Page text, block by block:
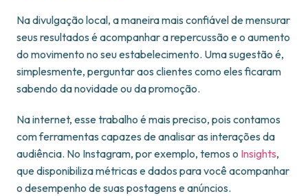
Na divulgação local, a maneira mais confiável de mensurar
seus resultados é acompanhar a repercussão e o aumento
do movimento no seu estabelecimento. Uma sugestão é,
simplesmente, perguntar aos clientes como eles ficaram
sabendo da novidade ou da promoção.
Na internet, esse trabalho é mais preciso, pois contamos
com ferramentas capazes de analisar as interações da
audiência. No Instagram, por exemplo, temos o Insights,
que disponibiliza métricas e dados para você acompanhar
o desempenho de suas postagens e anúncios.